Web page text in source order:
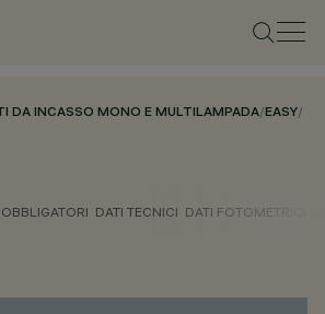
DA INCASSO MONO E MULTILAMPADA/EASY/
DATI TECNICI DATI FOTOMETRICI